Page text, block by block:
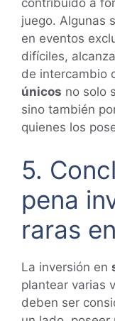
contribuido a
juego. Algunas
en eventos
difíciles,
de intercambio
únicos no solo
sino también
quienes los
5.
pena
raras
La inversión en
plantear varias
deben ser